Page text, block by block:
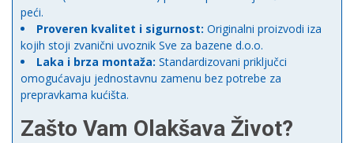
peći.
Proveren kvalitet i sigurnost: Originalni proizvodi iza
kojih stoji zvanični uvoznik Sve za bazene d.o.o.
Laka i brza montaža: Standardizovani priključci
omogućavaju jednostavnu zamenu bez potrebe za
prepravkama kućišta.
Zašto Vam Olakšava Život?